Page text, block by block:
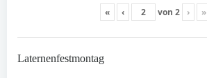
« ‹ von 2 › »
Laternenfestmontag